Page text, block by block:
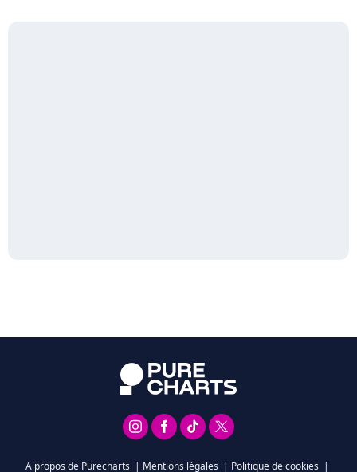
A propos de Purecharts | Mentions légales | Politique de cookies |